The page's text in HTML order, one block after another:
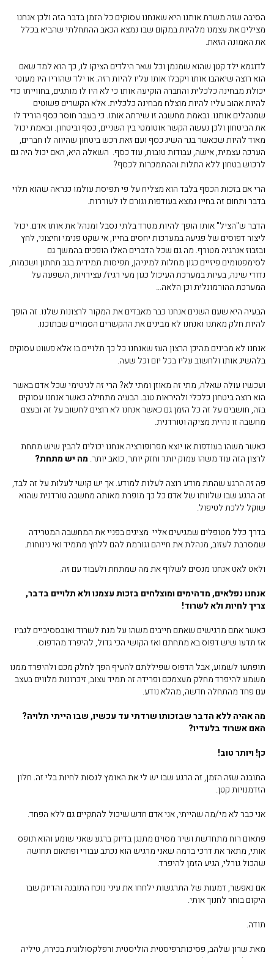
הסיבה שזה משרת אותנו היא שאנחנו עסוקים כל הזמן בדבר הזה ולכן אנחנו
מצילים את עצמנו מלהיות במקום שבו נמצא הכאב ההתחלתי שהביא בכלל
את האמונה הזאת.
לדוגמא ילד קטן שהוא שמנמן וכל שאר הילדים הציקו לו, כך הוא למד שאם
הוא רוצה שיאהבו אותו ויקבלו אותו עליו להיות רזה. או ילד שהוריו היו מעוטי
יכולת מבחינה כלכלית והחברה הוקיעה אותו כי לא היו לו מותגים, בחווייתו כדי
להיות אהוב עליו להיות מוצלח מבחינה כלכלית. אלא הקשרים פשוטים
שמנהלים אותנו. ובאמת מחשבה זו שירתה אותו. כי בעבר חוסר כסף הוריד לו
את הביטחון ולכן נעשה הקשר אוטומטי בין השניים, כסף וביטחון. ובאמת יכול
מאוד להיות שכאשר בגר השיג כסף ועם זאת רכש ביטחון שהיווה לו חברים,
הערכה עצמית, אישה, עבודות טובות, עוד כסף. השאלה היא, האם יכול היה גם
לרכוש בטחון ללא התלות וההתמכרות לכסף?
הרי אם בזכות הכסף בלבד הוא מצליח על פי תפיסת עולמו כנראה שהוא תלוי
בדבר ותחום זה בחייו נמצא בעודפות וגורם לו לעוררות.
הדבר ש"הציל" אותו הופך להיות מטרד בלתי נסבל ומנהל את אותו אדם. יכול
ליצור דפוסים של פגיעה במערכות יחסים בחייו, אי שקט פנימי וחיצוני, לחץ
ובזבוז אנרגיה מטורף. מה גם שכל הדברים האלו הופכים בהמשך גם
לסימפטומים פיזיים כגון מחלות למיניהן, תפיסות תמידית בגב תחתון ושכמות,
נדודי שינה, בעיות במערכת העיכול כגון מעי רגיז/ עצירויות, השפעה על
המערכת ההורמונלית וכן הלאה…
הבעיה היא שעם השנים אנחנו כבר מאבדים את המקור לרצונות שלנו. זה הופך
להיות חלק מאתנו ואנחנו לא מבינים את ההקשרים הסמויים שבתוכנו.
אנחנו לא מבינים מהיכן הרצון העז שאנחנו כל כך תלויים בו אלא פשוט עסוקים
בלהשיג אותו ולחשוב עליו בכל יום וכל שעה.
ועכשיו עולה שאלה, מתי זה מאוזן ומתי לא? הרי זה לגיטימי שכל אדם באשר
הוא רוצה ביטחון כלכלי ולהיראות טוב. הבעיה מתחילה כאשר אנחנו עסוקים
בזה, חושבים על זה כל הזמן גם כאשר אנחנו לא רוצים לחשוב על זה ובעצם
מחשבה זו נהיית מציקה וטורדנית.
כאשר משהו בעודפות או יוצא מפרופורציה אנחנו יכולים להבין שיש מתחת
לרצון הזה עוד משהו עמוק יותר וחזק יותר, כואב יותר. מה יש מתחת?
פה זה הרגע שהתת מודע רוצה לעלות למודע. אך יש קושי לעלות על זה לבד,
זה הרגע שבו שלוותו של אדם כל כך מופרת מאותה מחשבה טורדנית שהוא
שוקל ללכת לטיפול.
בדרך כלל מטופלים שמגיעים אליי מציגים בפניי את המחשבה המטרידה
שמסרבת לעזוב, מנהלת את חייהם וגורמת להם ללחץ מתמיד ואי נינוחות.
ולאט לאט אנחנו מנסים לשלוף את מה שמתחת ולעבוד עם זה.
אנחנו נפלאים, מדהימים ומוצלחים בזכות עצמנו ולא תלויים בדבר,
צריך לחיות ולא לשרוד!
כאשר אתם מרגישים שאתם חייבים משהו על מנת לשרוד ואובססיביים לגביו
אז תדעו שיש דפוס בא מתחתם ואז הקושי הכי גדול, להיפרד מהדפוס.
תופתעו לשמוע, אבל הדפוס שפיללתם להעיף הפך לחלק מכם ולהיפרד ממנו
משמע להיפרד מחלק מעצמכם ופרידה זה תמיד עצוב, זיכרונות מלווים בעצב
עם פחד מהתחלה חדשה, מהלא נודע.
מה אהיה ללא הדבר שבזכותו שרדתי עד עכשיו, שבו הייתי תלויה?
האם אשרוד בלעדיו?
כן! ויותר טוב!
התובנה שזה הזמן, זה הרגע שבו יש לי את האומץ לנסות לחיות בלי זה. חלון
הזדמנויות קטן.
אני כבר לא מי/מה שהייתי, אני אדם חדש שיכול להתקיים גם ללא הפחד.
פתאום רוח מתחדשת ושיר מסוים מתנגן בדיוק ברגע שאני שומע והוא תופס
אותי, מתאר את דרכי ברמה שאני מרגיש הוא נכתב עבורי ופתאום תחושה
שהכול גורלי, הגיע הזמן להיפרד.
אם נאפשר, דמעות של התרגשות ילחחו את עיני נוכח התובנה והדיוק שבו
היקום בוחר לחנוך אותי.
תודה.
מאת שרון שלהב, פסיכותרפיסטית הוליסטית ורפלקסולוגית בכירה, טיליה